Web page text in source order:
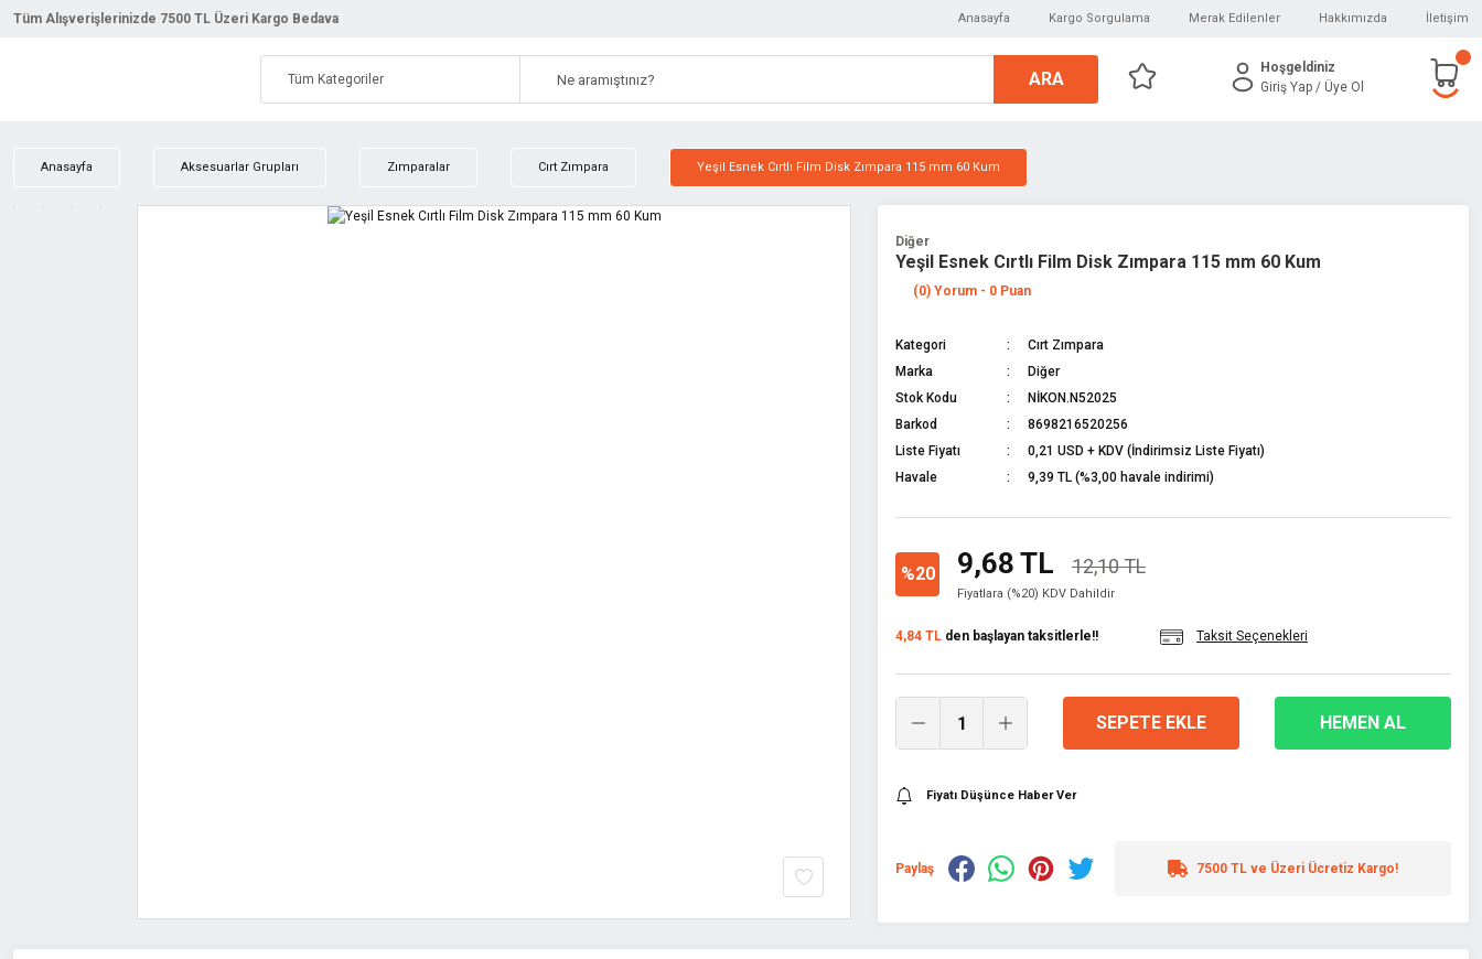
Tüm Alışverişlerinizde 7500 TL Üzeri Kargo Bedava Anasayfa Kargo Sorgulama Merak Edilenler Hakkımızda İletişim
ARA
Hoşgeldiniz
Giriş Yap / Üye Ol
Anasayfa Aksesuarlar Grupları Zımparalar Cırt Zımpara Yeşil Esnek Cırtlı Film Disk Zımpara 115 mm 60 Kum
Diğer
Yeşil Esnek Cırtlı Film Disk Zımpara 115 mm 60 Kum
(0) Yorum - 0 Puan
Kategori
Cırt Zımpara
Marka
Diğer
Stok Kodu
NİKON.N52025
Barkod
8698216520256
Liste Fiyatı
0,21 USD + KDV (İndirimsiz Liste Fiyatı)
Havale
9,39 TL (%3,00 havale indirimi)
%20 9,68 TL 12,10 TL
Fiyatlara (%20) KDV Dahildir
4,84 TL den başlayan taksitlerle!! Taksit Seçenekleri
SEPETE EKLE HEMEN AL
Fiyatı Düşünce Haber Ver
Paylaş 7500 TL ve Üzeri Ücretiz Kargo!